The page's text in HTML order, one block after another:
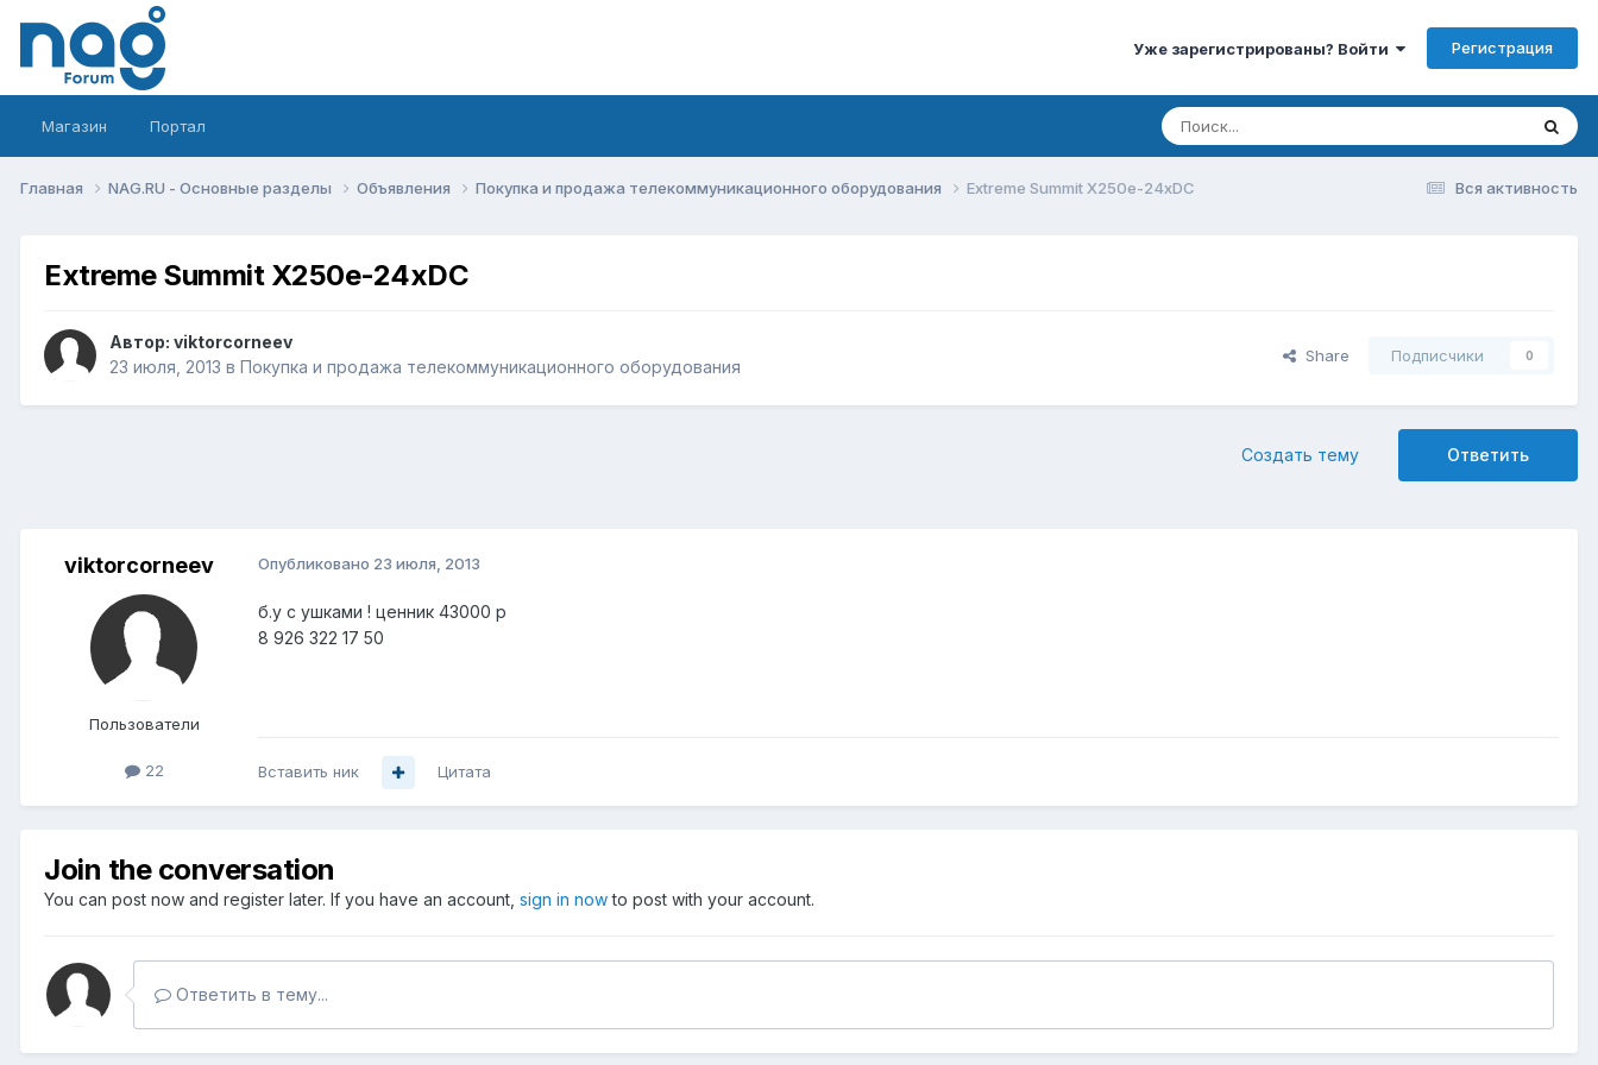
Уже зарегистрированы? Войти Регистрация
Магазин Портал
Вся активность
Главная NAG.RU - Основные разделы Объявления Покупка и продажа телекоммуникационного оборудования Extreme Summit X250e-24xDC
Extreme Summit X250e-24xDC
Автор: viktorcorneev
23 июля, 2013 в Покупка и продажа телекоммуникационного оборудования
Share Подписчики 0
Ответить
Создать тему
viktorcorneev
Пользователи
22
Опубликовано 23 июля, 2013
б.у с ушками ! ценник 43000 р
8 926 322 17 50
Вставить ник Цитата
Join the conversation
You can post now and register later. If you have an account, sign in nowto post with your account.
Ответить в тему...